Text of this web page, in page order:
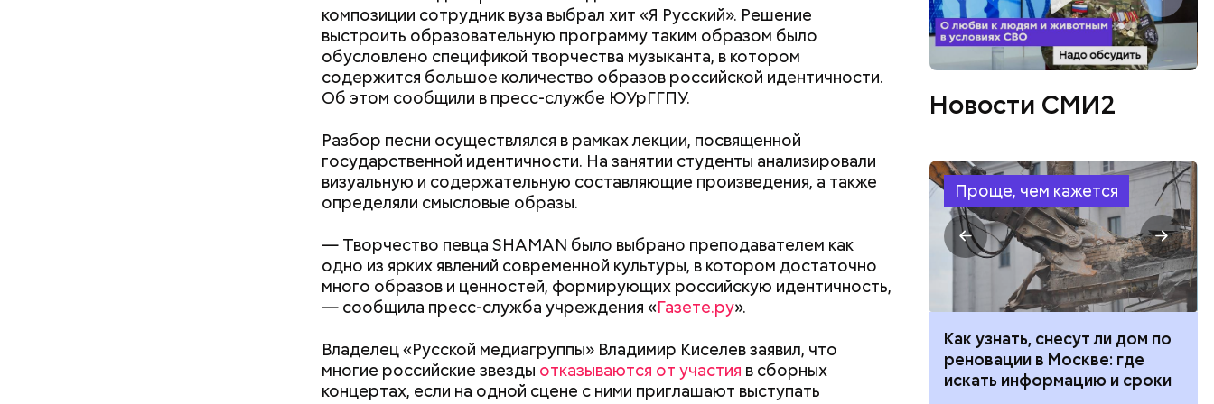
композиции сотрудник вуза выбрал хит «Я Русский». Решение
выстроить образовательную программу таким образом было
обусловлено спецификой творчества музыканта, в котором
содержится большое количество образов российской идентичности.
Об этом сообщили в пресс-службе ЮУрГГПУ.
Разбор песни осуществлялся в рамках лекции, посвященной
государственной идентичности. На занятии студенты анализировали
визуальную и содержательную составляющие произведения, а также
определяли смысловые образы.
— Творчество певца SHAMAN было выбрано преподавателем как
одно из ярких явлений современной культуры, в котором достаточно
много образов и ценностей, формирующих российскую идентичность,
— сообщила пресс-служба учреждения «Газете.ру».
Владелец «Русской медиагруппы» Владимир Киселев заявил, что
многие российские звезды отказываются от участия в сборных
концертах, если на одной сцене с ними приглашают выступать
кремний — укрепляет кости, зубы, волосы и ногти и оказывает
омолаживающее действие;
витамин С — работает как антиоксидант, иммуномодулятор,
помогает выработке соединительной ткани, улучшает тургор
— В момент стресса он держит сосуды под контролем и
контролирует более 300 реакций нашего организма. Также
положительно влияет на нервную систему, успокаивает,
предотвращает спазмы, — пояснила Соломатина.
Диетолог Соломатина
рассказала, как выбрать
— В сыром виде не рекомендован, достаточно 50–100 грамм в день, и
то не каждый день. Но отмечу, что при термообработке теряются
некоторые его свойства, — напомнила Писарева.
Новости СМИ2
Проще, чем кажется
Как поменять батареи дома и
не получить штраф
рублей от государства при
трудной ситуации: кто может
Как узнать, снесут ли дом по
реновации в Москве: где
искать информацию и сроки